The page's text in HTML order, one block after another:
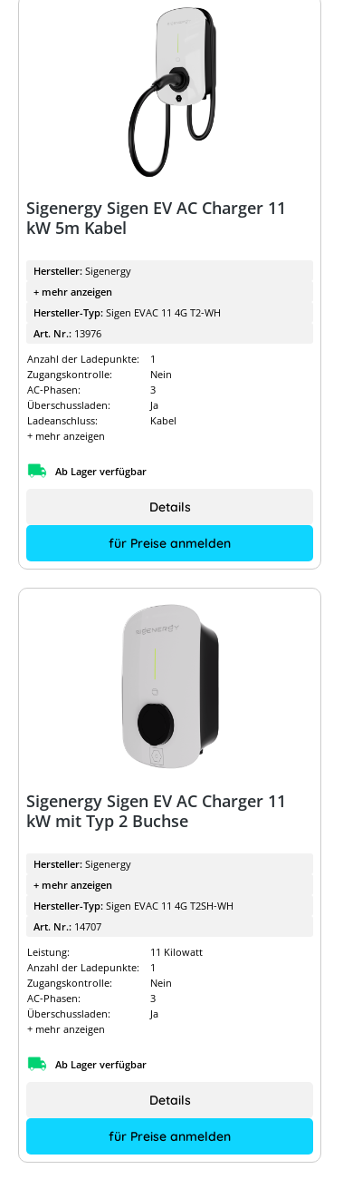
Sigenergy Sigen EV AC Charger 11
kW 5m Kabel
Hersteller: Sigenergy
+ mehr anzeigen
Hersteller-Typ: Sigen EVAC 11 4G T2-WH
Art. Nr.: 13976
Anzahl der Ladepunkte:
1
Zugangskontrolle:
Nein
AC-Phasen:
3
Überschussladen:
Ja
Ladeanschluss:
Kabel
+ mehr anzeigen
Ab Lager verfügbar
für Preise anmelden
Details
Sigenergy Sigen EV AC Charger 11
kW mit Typ 2 Buchse
Hersteller: Sigenergy
+ mehr anzeigen
Hersteller-Typ: Sigen EVAC 11 4G T2SH-WH
Art. Nr.: 14707
Leistung:
11 Kilowatt
Anzahl der Ladepunkte:
1
Zugangskontrolle:
Nein
AC-Phasen:
3
Überschussladen:
Ja
+ mehr anzeigen
Ab Lager verfügbar
für Preise anmelden
Details